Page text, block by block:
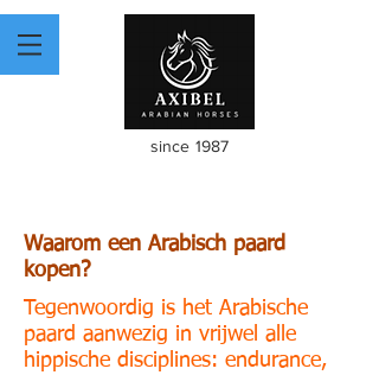
since 1987
Waarom een Arabisch paard
kopen?
Tegenwoordig is het Arabische
paard aanwezig in vrijwel alle
hippische disciplines: endurance,